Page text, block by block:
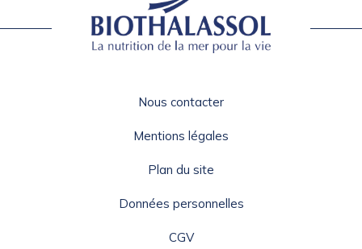
Nous contacter
Mentions légales
Plan du site
Données personnelles
CGV